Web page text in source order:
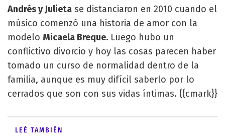
Andrés y Julieta se distanciaron en 2010 cuando el
músico comenzó una historia de amor con la
modelo Micaela Breque. Luego hubo un
conflictivo divorcio y hoy las cosas parecen haber
tomado un curso de normalidad dentro de la
familia, aunque es muy difícil saberlo por lo
cerrados que son con sus vidas íntimas. {{cmark}}
LEÉ TAMBIÉN